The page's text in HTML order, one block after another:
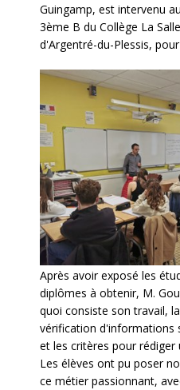
Guingamp, est intervenu
3ème B du Collège La
d'Argentré-du-Plessis,
Après avoir exposé les
diplômes à obtenir, M.
quoi consiste son travail,
vérification d'informations
et les critères pour rédiger
Les élèves ont pu poser
ce métier passionnant,